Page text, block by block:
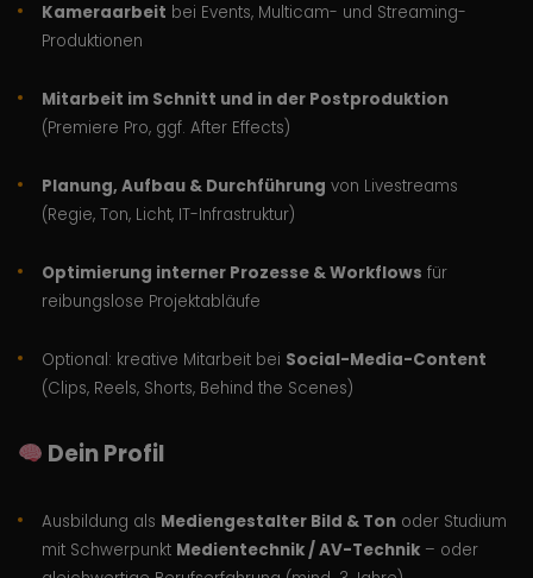
Kameraarbeit bei Events, Multicam- und Streaming-
Produktionen
Mitarbeit im Schnitt und in der Postproduktion
(Premiere Pro, ggf. After Effects)
Planung, Aufbau & Durchführung von Livestreams
(Regie, Ton, Licht, IT-Infrastruktur)
Optimierung interner Prozesse & Workflows für
reibungslose Projektabläufe
Optional: kreative Mitarbeit bei Social-Media-Content
(Clips, Reels, Shorts, Behind the Scenes)
Dein Profil
Ausbildung als Mediengestalter Bild & Ton oder Studium
mit Schwerpunkt Medientechnik / AV-Technik – oder